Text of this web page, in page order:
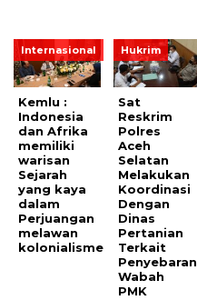
Internasional
Kemlu :
Indonesia
dan Afrika
memiliki
warisan
Sejarah
yang kaya
dalam
Perjuangan
melawan
kolonialisme
Hukrim
Sat
Reskrim
Polres
Aceh
Selatan
Melakukan
Koordinasi
Dengan
Dinas
Pertanian
Terkait
Penyebaran
Wabah
PMK